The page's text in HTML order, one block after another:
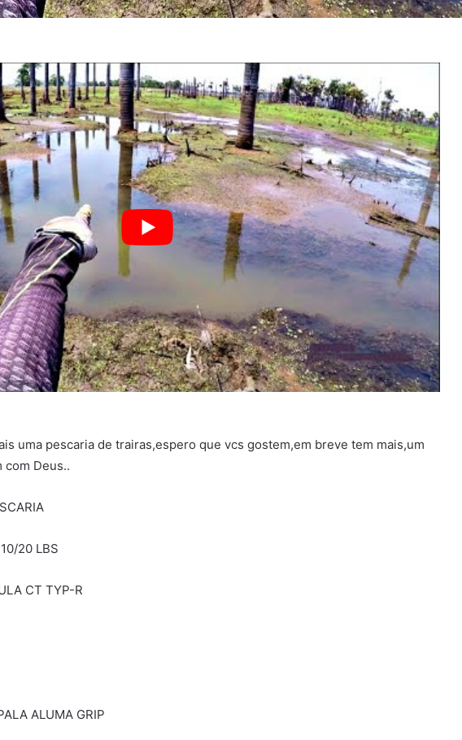
uma pescaria de trairas,espero que vcs gostem,em breve tem mais,um
com Deus..
20 LBS
CT TYP-R
ALUMA GRIP